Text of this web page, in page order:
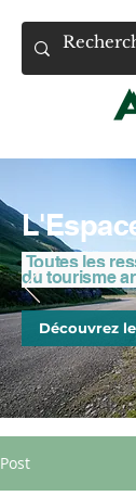
Toutes les
du tourisme
Découvrez
Post